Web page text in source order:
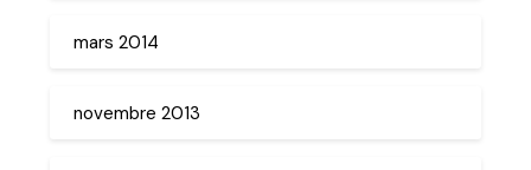
mars 2014
novembre 2013